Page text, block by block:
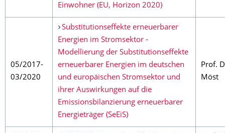
Einwohner (EU, Horizon 2020)
05/2017-
03/2020
Substitutionseffekte erneuerbarer
Energien im Stromsektor -
Modellierung der Substitutionseffekte
erneuerbarer Energien im deutschen
und europäischen Stromsektor und
ihrer Auswirkungen auf die
Emissionsbilanzierung erneuerbarer
Energieträger (SeEiS)
Prof.
Möst